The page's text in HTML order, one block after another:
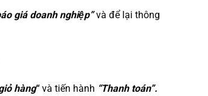
giá doanh nghiệp”và để lại thông
hàng“ và tiến hành “Thanh toán”.